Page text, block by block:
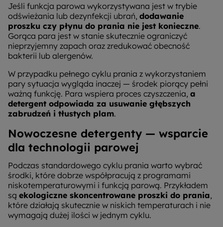
Jeśli funkcja parowa wykorzystywana jest w trybie
odświeżania lub dezynfekcji ubrań, dodawanie
proszku czy płynu do prania nie jest konieczne.
Gorąca para jest w stanie skutecznie ograniczyć
nieprzyjemny zapach oraz zredukować obecność
bakterii lub alergenów.
W przypadku pełnego cyklu prania z wykorzystaniem
pary sytuacja wygląda inaczej — środek piorący pełni
ważną funkcję. Para wspiera proces czyszczenia, a
detergent odpowiada za usuwanie głębszych
zabrudzeń i tłustych plam.
Nowoczesne detergenty — wsparcie
dla technologii parowej
Podczas standardowego cyklu prania warto wybrać
środki, które dobrze współpracują z programami
niskotemperaturowymi i funkcją parową. Przykładem
są ekologiczne skoncentrowane proszki do prania,
które działają skutecznie w niskich temperaturach i nie
wymagają dużej ilości w jednym cyklu.